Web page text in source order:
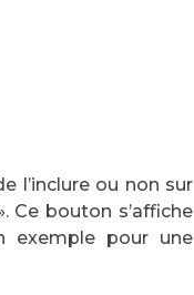
l’inclure ou non sur
Ce bouton s’affiche
exemple pour une